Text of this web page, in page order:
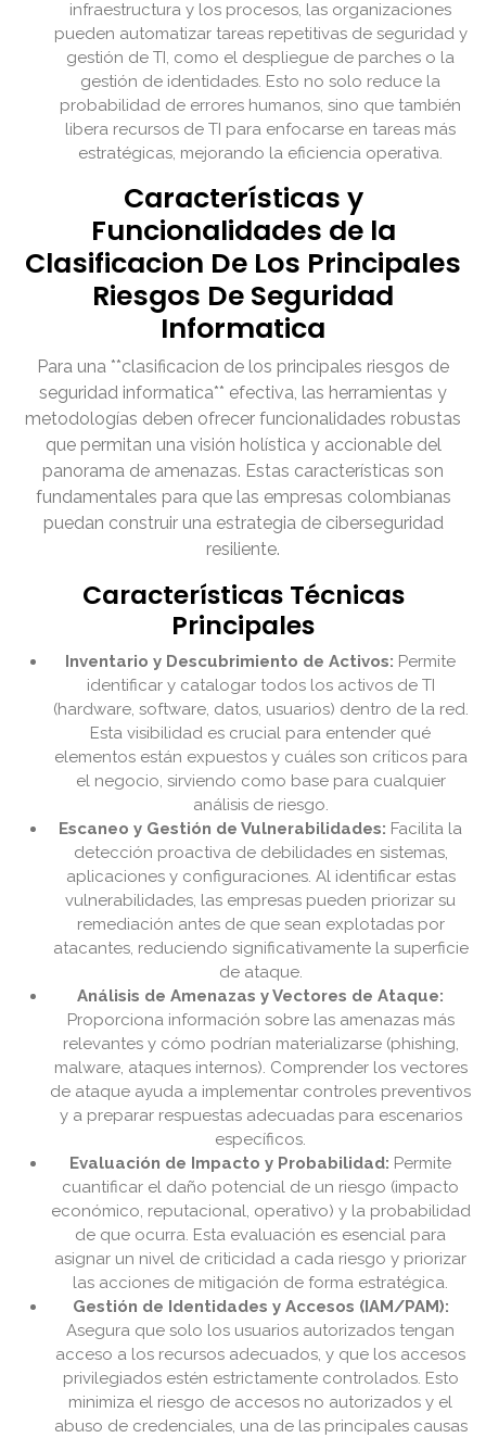
infraestructura y los procesos, las organizaciones
pueden automatizar tareas repetitivas de seguridad y
gestión de TI, como el despliegue de parches o la
gestión de identidades. Esto no solo reduce la
probabilidad de errores humanos, sino que también
libera recursos de TI para enfocarse en tareas más
estratégicas, mejorando la eficiencia operativa.
Características y
Funcionalidades de la
Clasificacion De Los Principales
Riesgos De Seguridad
Informatica
Para una **clasificacion de los principales riesgos de
seguridad informatica** efectiva, las herramientas y
metodologías deben ofrecer funcionalidades robustas
que permitan una visión holística y accionable del
panorama de amenazas. Estas características son
fundamentales para que las empresas colombianas
puedan construir una estrategia de ciberseguridad
resiliente.
Características Técnicas
Principales
Inventario y Descubrimiento de Activos: Permite
identificar y catalogar todos los activos de TI
(hardware, software, datos, usuarios) dentro de la red.
Esta visibilidad es crucial para entender qué
elementos están expuestos y cuáles son críticos para
el negocio, sirviendo como base para cualquier
análisis de riesgo.
Escaneo y Gestión de Vulnerabilidades: Facilita la
detección proactiva de debilidades en sistemas,
aplicaciones y configuraciones. Al identificar estas
vulnerabilidades, las empresas pueden priorizar su
remediación antes de que sean explotadas por
atacantes, reduciendo significativamente la superficie
de ataque.
Análisis de Amenazas y Vectores de Ataque:
Proporciona información sobre las amenazas más
relevantes y cómo podrían materializarse (phishing,
malware, ataques internos). Comprender los vectores
de ataque ayuda a implementar controles preventivos
y a preparar respuestas adecuadas para escenarios
específicos.
Evaluación de Impacto y Probabilidad: Permite
cuantificar el daño potencial de un riesgo (impacto
económico, reputacional, operativo) y la probabilidad
de que ocurra. Esta evaluación es esencial para
asignar un nivel de criticidad a cada riesgo y priorizar
las acciones de mitigación de forma estratégica.
Gestión de Identidades y Accesos (IAM/PAM):
Asegura que solo los usuarios autorizados tengan
acceso a los recursos adecuados, y que los accesos
privilegiados estén estrictamente controlados. Esto
minimiza el riesgo de accesos no autorizados y el
abuso de credenciales, una de las principales causas